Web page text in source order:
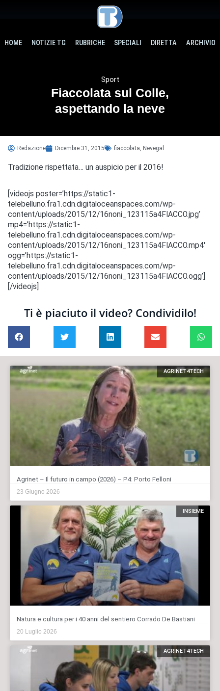
HOME NOTIZIE TG RUBRICHE SPECIALI DIRETTA ARCHIVIO
Sport
Fiaccolata sul Colle,
aspettando la neve
Redazione Dicembre 31, 2015 fiaccolata Nevegal
Tradizione rispettata… un auspicio per il 2016!
[videojs poster=’https://static1-
telebelluno.fra1.cdn.digitaloceanspaces.com/wp-
content/uploads/2015/12/16noni_123115a4FIACCO.jpg’
mp4=’https://static1-
telebelluno.fra1.cdn.digitaloceanspaces.com/wp-
content/uploads/2015/12/16noni_123115a4FIACCO.mp4′
ogg=’https://static1-
telebelluno.fra1.cdn.digitaloceanspaces.com/wp-
content/uploads/2015/12/16noni_123115a4FIACCO.ogg’]
[/videojs]
Ti è piaciuto il video? Condividilo!
AGRINET4TECH
Agrinet – Il futuro in campo (2026) – P4: Porto Felloni
23 Giugno 2026
INSIEME
Natura e cultura per i 40 anni del sentiero Corrado De Bastiani
20 Luglio 2026
AGRINET4TECH